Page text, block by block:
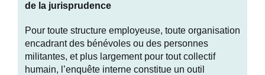
de la jurisprudence
Pour toute structure employeuse, toute organisation
encadrant des bénévoles ou des personnes
militantes, et plus largement pour tout collectif
humain, l’enquête interne constitue un outil